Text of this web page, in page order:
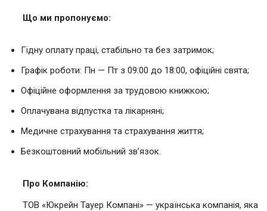
Що ми пропонуємо:
Гідну оплату праці, стабільно та без затримок;
Графік роботи: Пн — Пт з 09:00 до 18:00, офіційні свята;
Офіційне оформлення за трудовою книжкою;
Оплачувана відпустка та лікарняні;
Медичне страхування та страхування життя;
Безкоштовний мобільний зв’язок.
Про Компанію:
ТОВ «Юкрейн Тауер Компані» — українська компанія, яка